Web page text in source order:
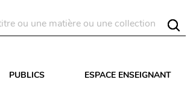
PUBLICS ESPACE ENSEIGNANT